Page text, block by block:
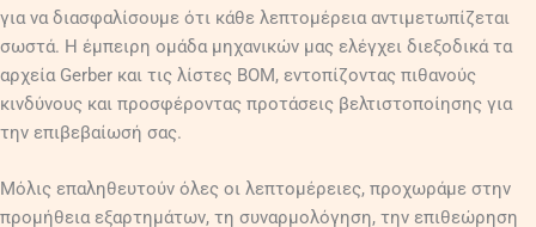
για να διασφαλίσουμε ότι κάθε λεπτομέρεια αντιμετωπίζεται
σωστά. Η έμπειρη ομάδα μηχανικών μας ελέγχει διεξοδικά τα
αρχεία Gerber και τις λίστες BOM, εντοπίζοντας πιθανούς
κινδύνους και προσφέροντας προτάσεις βελτιστοποίησης για
την επιβεβαίωσή σας.
Μόλις επαληθευτούν όλες οι λεπτομέρειες, προχωράμε στην
προμήθεια εξαρτημάτων, τη συναρμολόγηση, την επιθεώρηση